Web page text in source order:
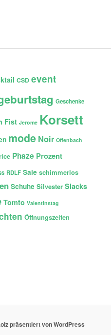
CSD event
Geschenke
Fist Jerome Korsett
mode Noir Offenbach
Phaze Prozent
RDLF Sale schimmerlos
Schuhe Silvester Slacks
Tomto Valentinstag
Öffnungszeiten
präsentiert von WordPress